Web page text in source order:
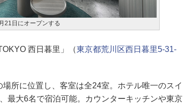
21日にオープンする
西日暮里」（東京都荒川区西日暮里5-31-
所に位置し、客室は全24室。ホテル唯一のスイ
最大6名で宿泊可能。カウンターキッチンや東京